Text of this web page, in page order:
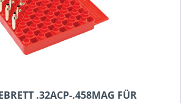
.32ACP-.458MAG FÜR